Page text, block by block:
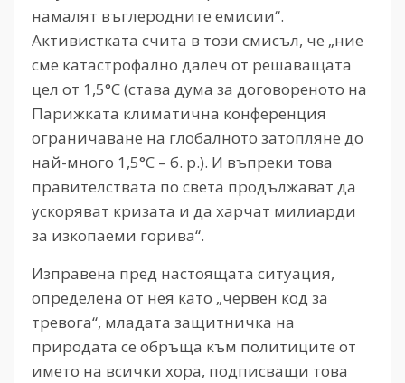
намалят въглеродните емисии“.
Активистката счита в този смисъл, че „ние
сме катастрофално далеч от решаващата
цел от 1,5°C (става дума за договореното на
Парижката климатична конференция
ограничаване на глобалното затопляне до
най-много 1,5°C – б. р.). И въпреки това
правителствата по света продължават да
ускоряват кризата и да харчат милиарди
за изкопаеми горива“.
Изправена пред настоящата ситуация,
определена от нея като „червен код за
тревога“, младата защитничка на
природата се обръща към политиците от
името на всички хора, подписващи това